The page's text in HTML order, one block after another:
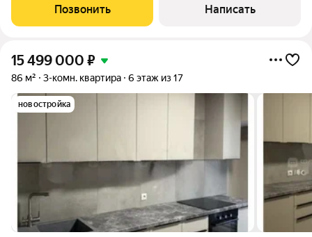
соседи адекватные, семейные. Закрытая лестничная площадка.
Рядом детские сады, школы,
Позвонить Написать
15 499 000 ₽
86 м² 3-комн. квартира 6 этаж из 17
новостройка